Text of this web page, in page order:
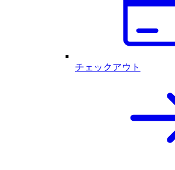
チェックアウト